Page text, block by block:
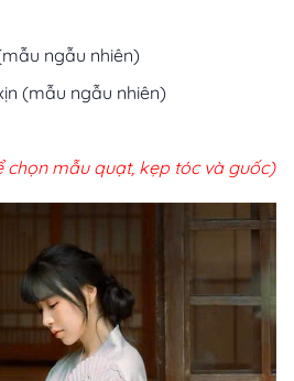
ngẫu nhiên)
(mẫu ngẫu nhiên)
chọn mẫu quạt, kẹp tóc và guốc)